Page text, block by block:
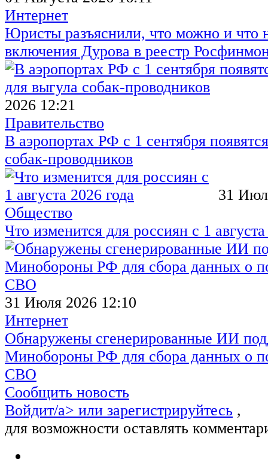
Интернет
Юристы разъяснили, что можно и что
включения Дурова в реестр
2026 12:21
Правительство
В аэропортах РФ с 1 сентября
собак-проводников
31
Общество
Что изменится для россиян с 1
31 Июля 2026 12:10
Интернет
Обнаружены сгенерированные ИИ
Минобороны РФ для сбора данных о
СВО
Сообщить новость
Войдит/a> или зарегистрируйтесь ,
для возможности оставлять